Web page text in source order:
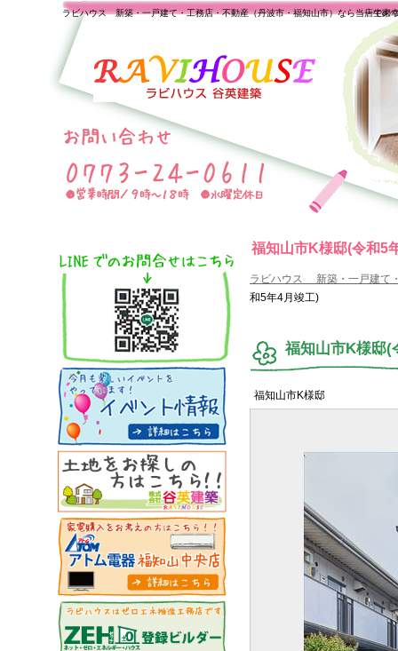
福知山市K様邸(令和5
一生の
ラビハウス 新築・一戸建て・工務店・不動産（丹波市・福知山市）なら当店で家
ラビハウス 新築・一戸建て
和5年4月竣工)
福知山市K様邸(
福知山市K様邸